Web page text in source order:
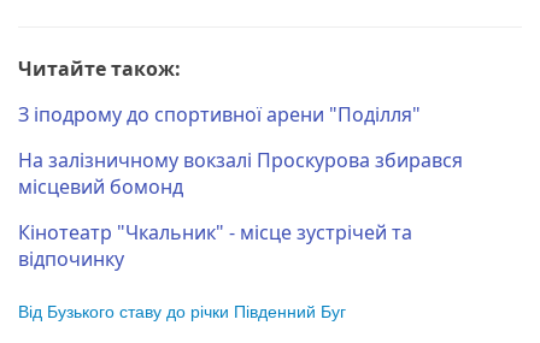
Читайте також:
З іподрому до спортивної арени "Поділля"
На залізничному вокзалі Проскурова збирався
місцевий бомонд
Кінотеатр "Чкальник" - місце зустрічей та
відпочинку
Від Бузького ставу до річки Південний Буг